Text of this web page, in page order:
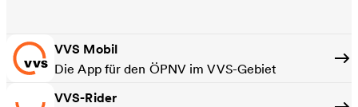
VVS Mobil
Die App für den ÖPNV im VVS-Gebiet
VVS-Rider